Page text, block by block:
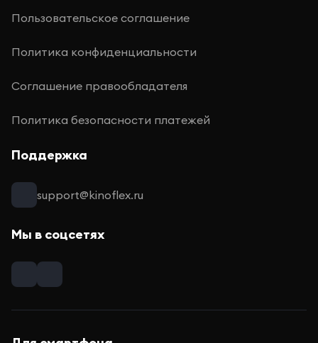
Пользовательское соглашение
Политика конфиденциальности
Соглашение правообладателя
Политика безопасности платежей
Поддержка
support@kinoflex.ru
Мы в соцсетях